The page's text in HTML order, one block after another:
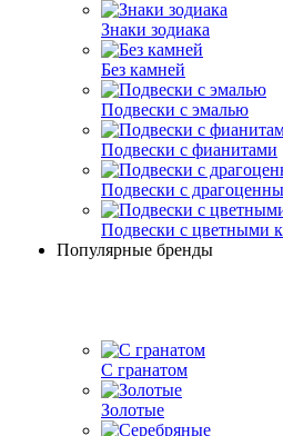
Знаки зодиака
Без камней
Подвески с эмалью
Подвески с фианитами
Подвески с
Подвески с цветными
Популярные бренды
С гранатом
Золотые